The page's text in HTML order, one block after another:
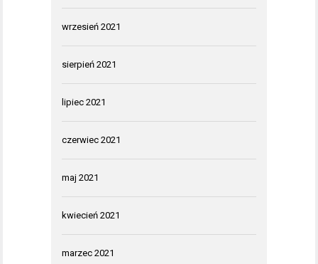
wrzesień 2021
sierpień 2021
lipiec 2021
czerwiec 2021
maj 2021
kwiecień 2021
marzec 2021